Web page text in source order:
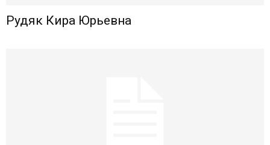
Рудяк Кира Юрьевна